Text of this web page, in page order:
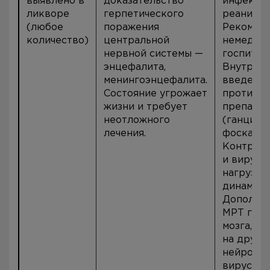
ликворе
(любое
количество)
герпетического
поражения
центральной
нервной системы —
энцефалита,
менингоэнцефалита.
Состояние угрожает
жизни и требует
неотложного
лечения.
и
нагрузки
МРТ
мозга,
на
вирусы